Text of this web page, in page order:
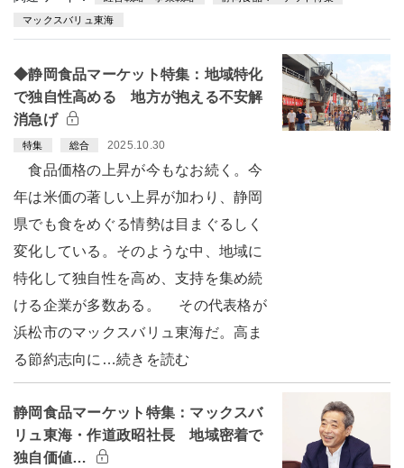
マックスバリュ東海
◆静岡食品マーケット特集：地域特化
で独自性高める 地方が抱える不安解
消急げ
特集 総合 2025.10.30
食品価格の上昇が今もなお続く。今
年は米価の著しい上昇が加わり、静岡
県でも食をめぐる情勢は目まぐるしく
変化している。そのような中、地域に
特化して独自性を高め、支持を集め続
ける企業が多数ある。 その代表格が
浜松市のマックスバリュ東海だ。高ま
る節約志向に…続きを読む
静岡食品マーケット特集：マックスバ
リュ東海・作道政昭社長 地域密着で
独自価値…